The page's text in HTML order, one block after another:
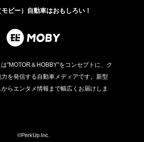
ビー）自動車はおもしろい！
"MOTOR＆HOBBY"をコンセプトに、ク
を発信する自動車メディアです。新型
らエンタメ情報まで幅広くお届けしま
©PerkUp.Inc.